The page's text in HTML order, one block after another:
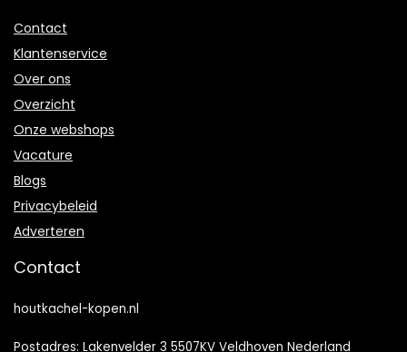
Contact
Klantenservice
Over ons
Overzicht
Onze webshops
Vacature
Blogs
Privacybeleid
Adverteren
Contact
houtkachel-kopen.nl
Postadres: Lakenvelder 3 5507KV Veldhoven Nederland